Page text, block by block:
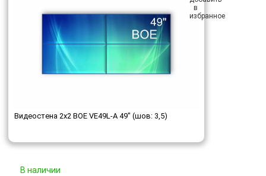
Видеостена 2x2 BOE VE49L-A 49" (шов: 3,5)
В наличии